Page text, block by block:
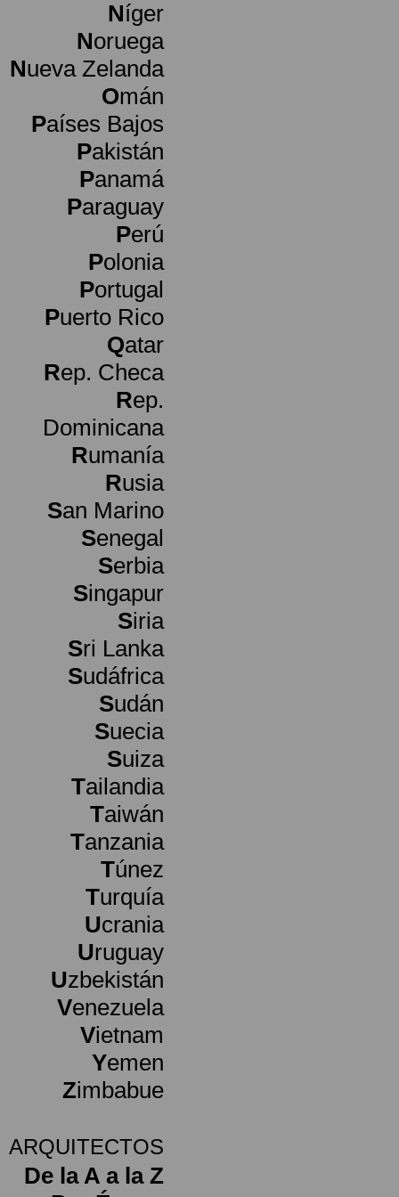
Níger
Noruega
Nueva Zelanda
Omán
Países Bajos
Pakistán
Panamá
Paraguay
Perú
Polonia
Portugal
Puerto Rico
Qatar
Rep. Checa
Rep.
Dominicana
Rumanía
Rusia
San Marino
Senegal
Serbia
Singapur
Siria
Sri Lanka
Sudáfrica
Sudán
Suecia
Suiza
Tailandia
Taiwán
Tanzania
Túnez
Turquía
Ucrania
Uruguay
Uzbekistán
Venezuela
Vietnam
Yemen
Zimbabue
ARQUITECTOS
De la A a la Z